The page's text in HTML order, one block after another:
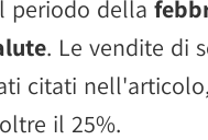
periodo della
. Le vendite di
citati
il 25%.